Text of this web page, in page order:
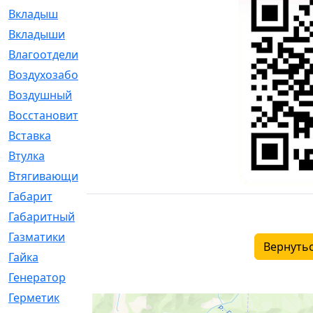
Вкладыш
Вкладыши
Влагоотделитель
Воздухозаборник
Воздушный
Восстановительный
Вставка
Втулка
Втягивающий
Габарит
[286]
Габаритный
Газматики
Гайка
Генератор
Герметик
[15]